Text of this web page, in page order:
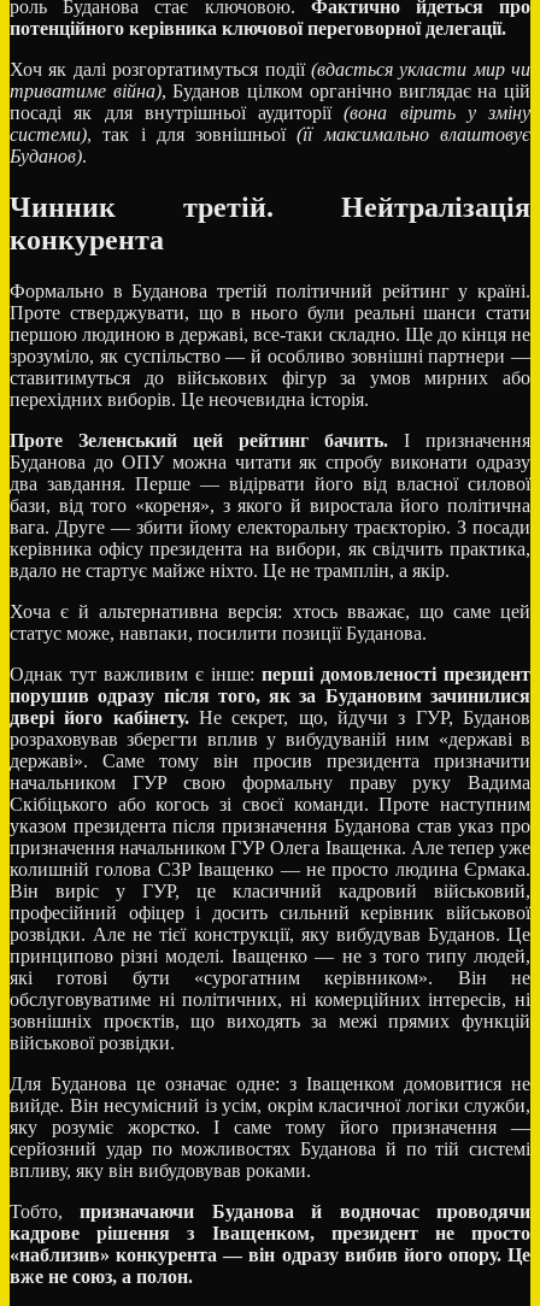
роль Буданова стає ключовою. Фактично йдеться про
потенційного керівника ключової переговорної делегації.
Хоч як далі розгортатимуться події (вдасться укласти мир чи
триватиме війна), Буданов цілком органічно виглядає на цій
посаді як для внутрішньої аудиторії(вона вірить у зміну
системи), так і для зовнішньої(її максимально влаштовує
Буданов).
Чинник третій. Нейтралізація
конкурента
Формально в Буданова третій політичний рейтинг у країні.
Проте стверджувати, що в нього були реальні шанси стати
першою людиною в державі, все-таки складно. Ще до кінця не
зрозуміло, як суспільство — й особливо зовнішні партнери —
ставитимуться до військових фігур за умов мирних або
перехідних виборів. Це неочевидна історія.
Проте Зеленський цей рейтинг бачить. І призначення
Буданова до ОПУ можна читати як спробу виконати одразу
два завдання. Перше — відірвати його від власної силової
бази, від того «кореня», з якого й виростала його політична
вага. Друге — збити йому електоральну траєкторію. З посади
керівника офісу президента на вибори, як свідчить практика,
вдало не стартує майже ніхто. Це не трамплін, а якір.
Хоча є й альтернативна версія: хтось вважає, що саме цей
статус може, навпаки, посилити позиції Буданова.
Однак тут важливим є інше: перші домовленості президент
порушив одразу після того, як за Будановим зачинилися
двері його кабінету.Не секрет, що, йдучи з ГУР, Буданов
розраховував зберегти вплив у вибудуваній ним «державі в
державі». Саме тому він просив президента призначити
начальником ГУР свою формальну праву руку Вадима
Скібіцького або когось зі своєї команди. Проте наступним
указом президента після призначення Буданова став указ про
призначення начальником ГУР Олега Іващенка. Але тепер уже
колишній голова СЗР Іващенко — не просто людина Єрмака.
Він виріс у ГУР, це класичний кадровий військовий,
професійний офіцер і досить сильний керівник військової
розвідки. Але не тієї конструкції, яку вибудував Буданов. Це
принципово різні моделі. Іващенко — не з того типу людей,
які готові бути «сурогатним керівником». Він не
обслуговуватиме ні політичних, ні комерційних інтересів, ні
зовнішніх проєктів, що виходять за межі прямих функцій
військової розвідки.
Для Буданова це означає одне: з Іващенком домовитися не
вийде. Він несумісний із усім, окрім класичної логіки служби,
яку розуміє жорстко. І саме тому його призначення —
серйозний удар по можливостях Буданова й по тій системі
впливу, яку він вибудовував роками.
Тобто,призначаючи Буданова й водночас проводячи
кадрове рішення з Іващенком, президент не просто
«наблизив» конкурента — він одразу вибив його опору. Це
вже не союз, а полон.